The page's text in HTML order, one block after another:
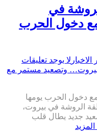
في
دخول الحرب
الاخبار لا يوجد تعليقات
مع دخول الحرب يومها
الروشة في بيروت،
جديد يطال قلب
المزيد